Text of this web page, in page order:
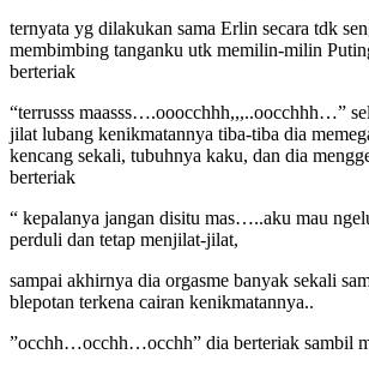
ternyata yg dilakukan sama Erlin secara tdk
membimbing tanganku utk memilin-milin
berteriak
“terrusss maasss….ooocchhh,,,..oocchhh…”
jilat lubang kenikmatannya tiba-tiba dia
kencang sekali, tubuhnya kaku, dan dia
berteriak
“ kepalanya jangan disitu mas…..aku mau
perduli dan tetap menjilat-jilat,
sampai akhirnya dia orgasme banyak sekali
blepotan terkena cairan kenikmatannya..
”occhh…occhh…occhh” dia berteriak sambil